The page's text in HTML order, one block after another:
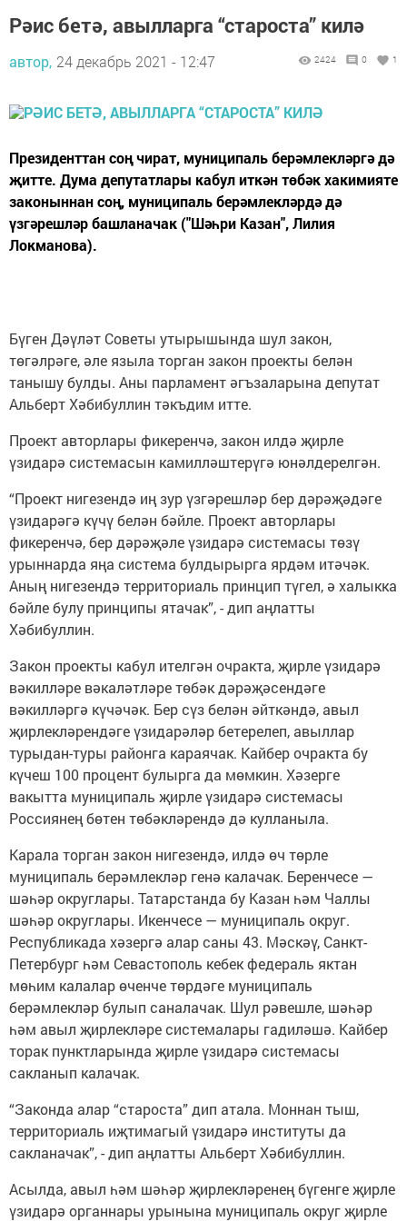
Рәис бетә, авылларга “староста” килә
автор, 24 декабрь 2021 - 12:47 2424 0 1
Президенттан соң чират, муниципаль берәмлекләргә дә
җитте. Дума депутатлары кабул иткән төбәк хакимияте
законыннан соң, муниципаль берәмлекләрдә дә
үзгәрешләр башланачак ("Шәһри Казан", Лилия
Локманова).
Бүген Дәүләт Советы утырышында шул закон,
төгәлрәге, әле языла торган закон проекты белән
танышу булды. Аны парламент әгъзаларына депутат
Альберт Хәбибуллин тәкъдим итте.
Проект авторлары фикеренчә, закон илдә җирле
үзидарә системасын камилләштерүгә юнәлдерелгән.
“Проект нигезендә иң зур үзгәрешләр бер дәрәҗәдәге
үзидарәгә күчү белән бәйле. Проект авторлары
фикеренчә, бер дәрәҗәле үзидарә системасы төзү
урыннарда яңа система булдырырга ярдәм итәчәк.
Аның нигезендә территориаль принцип түгел, ә халыкка
бәйле булу принципы ятачак”, - дип аңлатты
Хәбибуллин.
Закон проекты кабул ителгән очракта, җирле үзидарә
вәкилләре вәкаләтләре төбәк дәрәҗәсендәге
вәкилләргә күчәчәк. Бер сүз белән әйткәндә, авыл
җирлекләрендәге үзидарәләр бетерелеп, авыллар
турыдан-туры районга караячак. Кайбер очракта бу
күчеш 100 процент булырга да мөмкин. Хәзерге
вакытта муниципаль җирле үзидарә системасы
Россиянең бөтен төбәкләрендә дә кулланыла.
Карала торган закон нигезендә, илдә өч төрле
муниципаль берәмлекләр генә калачак. Беренчесе —
шәһәр округлары. Татарстанда бу Казан һәм Чаллы
шәһәр округлары. Икенчесе — муниципаль округ.
Республикада хәзергә алар саны 43. Мәскәү, Санкт-
Петербург һәм Севастополь кебек федераль яктан
мөһим калалар өченче төрдәге муниципаль
берәмлекләр булып саналачак. Шул рәвешле, шәһәр
һәм авыл җирлекләре системалары гадиләшә. Кайбер
торак пунктларында җирле үзидарә системасы
сакланып калачак.
“Законда алар “староста” дип атала. Моннан тыш,
территориаль иҗтимагый үзидарә институты да
сакланачак”, - дип аңлатты Альберт Хәбибуллин.
Асылда, авыл һәм шәһәр җирлекләренең бүгенге җирле
үзидарә органнары урынына муниципаль округ җирле